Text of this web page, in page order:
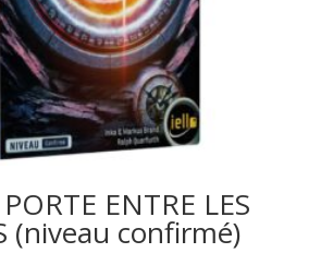
ENTRE LES
(niveau confirmé)